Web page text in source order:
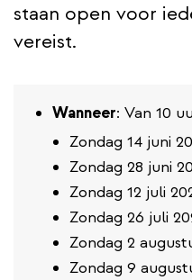
staan open voor
vereist.
Wanneer: Van 10
Zondag 14 juni
Zondag 28 juni
Zondag 12 juli
Zondag 26 juli
Zondag 2
Zondag 9